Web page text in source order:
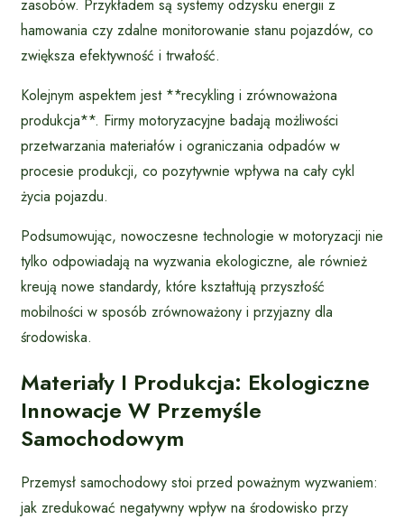
zasobów. Przykładem są systemy odzysku energii z
hamowania czy zdalne monitorowanie stanu pojazdów, co
zwiększa efektywność i trwałość.
Kolejnym aspektem jest **recykling i zrównoważona
produkcja**. Firmy motoryzacyjne badają możliwości
przetwarzania materiałów i ograniczania odpadów w
procesie produkcji, co pozytywnie wpływa na cały cykl
życia pojazdu.
Podsumowując, nowoczesne technologie w motoryzacji nie
tylko odpowiadają na wyzwania ekologiczne, ale również
kreują nowe standardy, które kształtują przyszłość
mobilności w sposób zrównoważony i przyjazny dla
środowiska.
Materiały I Produkcja: Ekologiczne
Innowacje W Przemyśle
Samochodowym
Przemysł samochodowy stoi przed poważnym wyzwaniem:
jak zredukować negatywny wpływ na środowisko przy